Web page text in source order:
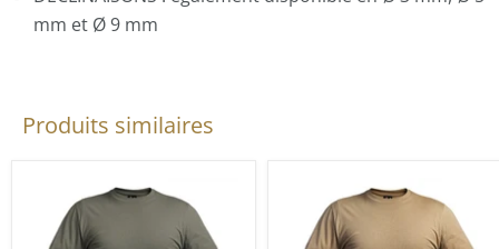
mm et Ø 9 mm
Produits similaires